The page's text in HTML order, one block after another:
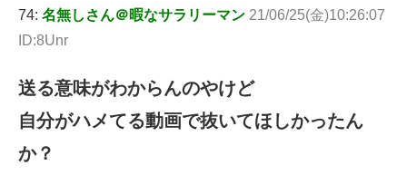
74: 名無しさん＠暇なサラリーマン 21/06/25(金)10:26:07
ID:8Unr
送る意味がわからんのやけど
自分がハメてる動画で抜いてほしかったん
か？